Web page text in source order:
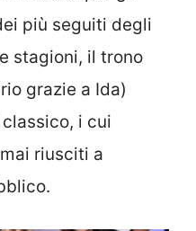
più seguiti degli
stagioni, il trono
grazie a Ida)
i cui
riusciti a